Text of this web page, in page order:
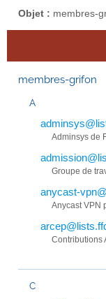
Objet : membres-
membres-grifon
A
Adminsys de
Groupe de
anycast-
Anycast VPN
Contributions
C